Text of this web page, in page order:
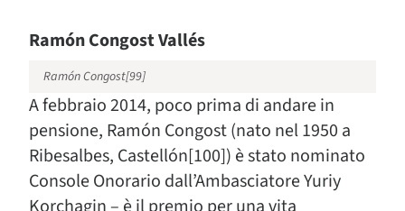
Ramón Congost Vallés
Ramón Congost[99]
A febbraio 2014, poco prima di andare in
pensione, Ramón Congost (nato nel 1950 a
Ribesalbes, Castellón[100]) è stato nominato
Console Onorario dall’Ambasciatore Yuriy